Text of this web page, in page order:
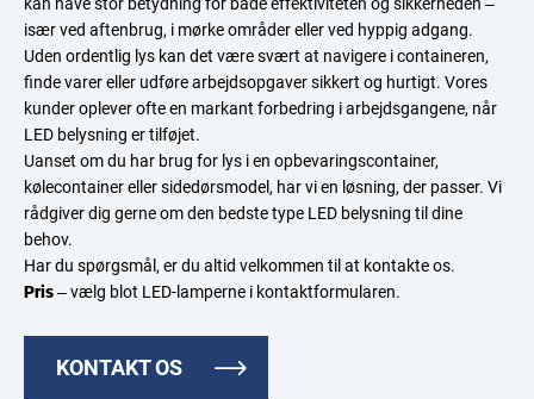
kan have stor betydning for både effektiviteten og sikkerheden –
især ved aftenbrug, i mørke områder eller ved hyppig adgang.
Uden ordentlig lys kan det være svært at navigere i containeren,
finde varer eller udføre arbejdsopgaver sikkert og hurtigt. Vores
kunder oplever ofte en markant forbedring i arbejdsgangene, når
LED belysning er tilføjet.
Uanset om du har brug for lys i en opbevaringscontainer,
kølecontainer eller sidedørsmodel, har vi en løsning, der passer. Vi
rådgiver dig gerne om den bedste type LED belysning til dine
behov.
Har du spørgsmål, er du altid velkommen til at kontakte os.
Pris– vælg blot LED-lamperne i kontaktformularen.
KONTAKT OS